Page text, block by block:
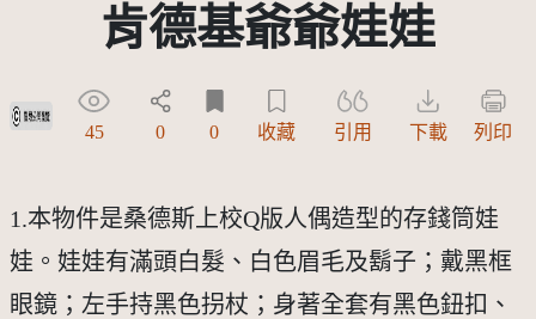
肯德基爺爺娃娃
受著作權法保護-僅限於本平台有限度公開瀏覽
45 0 0 收藏 引用 下載 列印
1.本物件是桑德斯上校Q版人偶造型的存錢筒娃
娃。娃娃有滿頭白髮、白色眉毛及鬍子；戴黑框
眼鏡；左手持黑色拐杖；身著全套有黑色鈕扣、